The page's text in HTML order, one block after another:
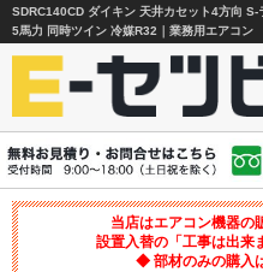
SDRC140CD ダイキン 天井カセット4方向
5馬力 同時ツイン 冷媒R32｜業務用エアコン
当店はエアコン機器の
設置入替の「工事は出来
◆ 部材のみの購入